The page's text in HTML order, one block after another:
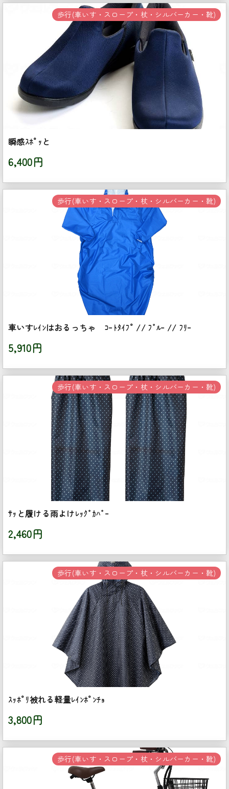
歩行(車いす・スロープ・杖・シルバーカー・靴)
瞬感ｽﾎﾟｯと
6,400円
歩行(車いす・スロープ・杖・シルバーカー・靴)
車いすﾚｲﾝはおるっちゃ ｺｰﾄﾀｲﾌﾟ // ﾌﾞﾙｰ // ﾌﾘｰ
5,910円
歩行(車いす・スロープ・杖・シルバーカー・靴)
ｻｯと履ける雨よけﾚｯｸﾞｶﾊﾞｰ
2,460円
歩行(車いす・スロープ・杖・シルバーカー・靴)
ｽｯﾎﾟﾘ被れる軽量ﾚｲﾝﾎﾟﾝﾁｮ
3,800円
歩行(車いす・スロープ・杖・シルバーカー・靴)